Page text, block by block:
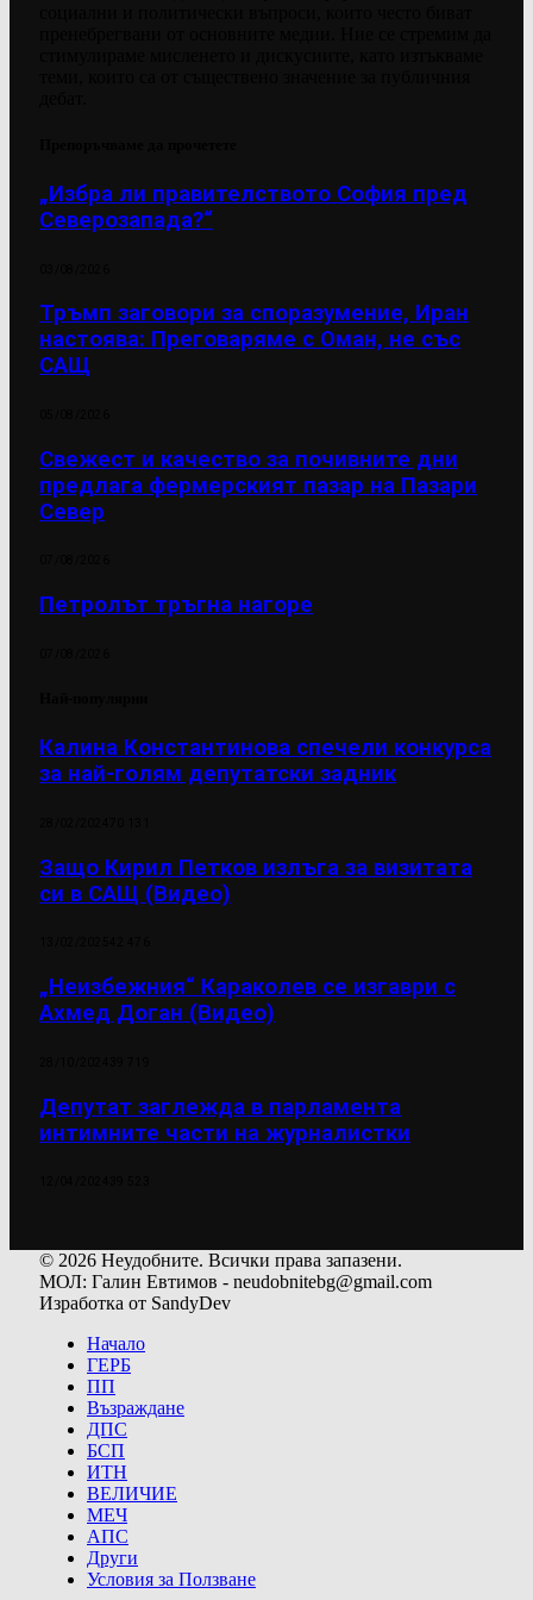
„Избра ли правителството София пред
Северозапада?“
Тръмп заговори за споразумение, Иран
настоява: Преговаряме с Оман, не със
САЩ
Свежест и качество за почивните дни
предлага фермерският пазар на Пазари
Север
Петролът тръгна нагоре
Калина Константинова спечели конкурса
за най-голям депутатски задник
Защо Кирил Петков излъга за визитата
си в САЩ (Видео)
„Неизбежния“ Караколев се изгаври с
Ахмед Доган (Видео)
Депутат заглежда в парламента
интимните части на журналистки
© 2026 Неудобните. Всички права запазени.
МОЛ: Галин Евтимов - neudobnitebg@gmail.com
Изработка от SandyDev
Начало
ГЕРБ
ПП
Възраждане
ДПС
БСП
ИТН
ВЕЛИЧИЕ
МЕЧ
АПС
Други
Условия за Ползване